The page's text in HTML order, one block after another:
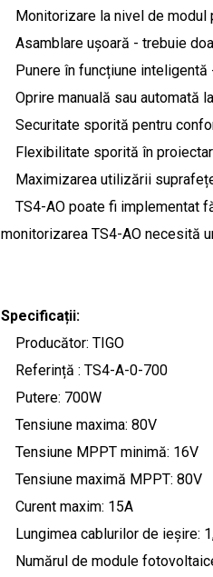
Monitorizare la nivel de modul
Asamblare ușoară - trebuie
Punere în funcțiune inteligentă
Oprire manuală sau automată
Securitate sporită pentru
Flexibilitate sporită în
Maximizarea utilizării
TS4-AO poate fi implementat
monitorizarea TS4-AO necesită
Specificații:
Producător: TIGO
Referință : TS4-A-0-700
Putere: 700W
Tensiune maxima: 80V
Tensiune MPPT minimă: 16V
Tensiune maximă MPPT: 80V
Curent maxim: 15A
Lungimea cablurilor de ieșire:
Numărul de module